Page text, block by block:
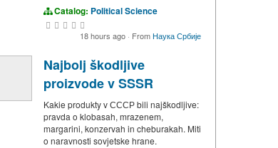
Catalog: Political Science
18 hours ago · FromНаука Србије
Najbolj škodljive
proizvode v SSSR
Kakie produkty v СССР bili najškodljive:
pravda o klobasah, mrazenem,
margarini, konzervah in cheburakah. Miti
o naravnosti sovjetske hrane.